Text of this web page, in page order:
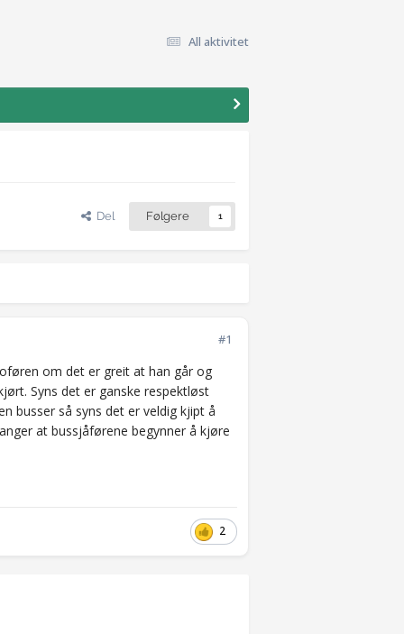
All aktivitet
Del Følgere 1
#1
om det er greit at han går og
Syns det er ganske respektløst
busser så syns det er veldig kjipt å
at bussjåførene begynner å kjøre
2